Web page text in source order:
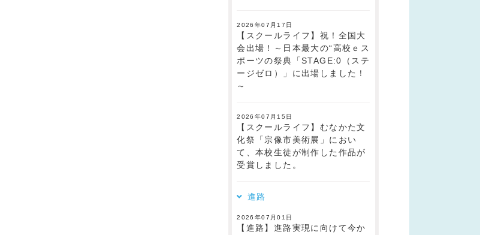
2026年07月17日
【スクールライフ】祝！全国大
会出場！～日本最大の“高校ｅス
ポーツの祭典「STAGE:0（ステ
ージゼロ）」に出場しました！
～
2026年07月15日
【スクールライフ】むなかた文
化祭「宗像市美術展」におい
て、本校生徒が制作した作品が
受賞しました。
進路
2026年07月01日
【進路】進路実現に向けて今か